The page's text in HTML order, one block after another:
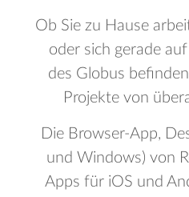
Ob Sie zu Hause
oder sich gerade
des Globus
Projekte von
Die Browser-App,
und Windows) von
Apps für iOS und